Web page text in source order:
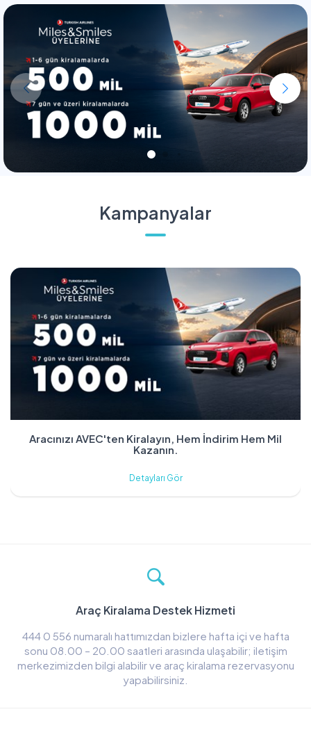
Kampanyalar
Aracınızı AVEC'ten Kiralayın, Hem İndirim Hem Mil
Kazanın.
Detayları Gör
Araç Kiralama Destek Hizmeti
444 0 556 numaralı hattımızdan bizlere hafta içi ve hafta
sonu 08.00 – 20.00 saatleri arasında ulaşabilir; iletişim
merkezimizden bilgi alabilir ve araç kiralama rezervasyonu
yapabilirsiniz.